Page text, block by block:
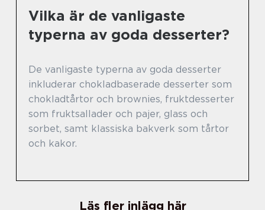
Vilka är de vanligaste
typerna av goda desserter?
De vanligaste typerna av goda desserter
inkluderar chokladbaserade desserter som
chokladtårtor och brownies, fruktdesserter
som fruktsallader och pajer, glass och
sorbet, samt klassiska bakverk som tårtor
och kakor.
Läs fler inlägg här